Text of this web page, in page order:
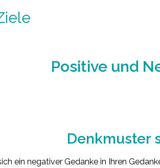
Positive und
Denkmuster
ein negativer Gedanke in Ihren